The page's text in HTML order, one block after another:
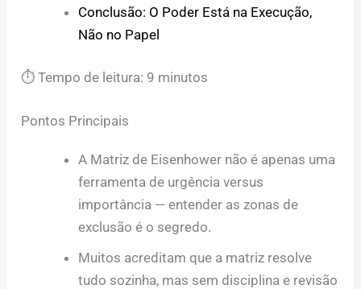
Conclusão: O Poder Está na Execução,
Não no Papel
⏱ Tempo de leitura: 9 minutos
Pontos Principais
A Matriz de Eisenhower não é apenas uma
ferramenta de urgência versus
importância — entender as zonas de
exclusão é o segredo.
Muitos acreditam que a matriz resolve
tudo sozinha, mas sem disciplina e revisão